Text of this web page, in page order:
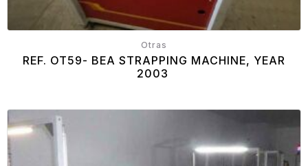
Otras
REF. OT59- BEA STRAPPING MACHINE, YEAR
2003